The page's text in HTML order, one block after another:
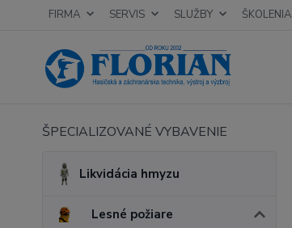
FIRMA SERVIS SLUŽBY ŠKOLENIA
ŠPECIALIZOVANÉ VYBAVENIE
Likvidácia hmyzu
Lesné požiare